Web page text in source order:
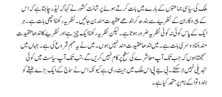
ملک کی سیاسی جماعتوں کے بارے میں بات کرتے ہوئے پرشانت کشور نے کہا کہ لیڈر چاہتا ہے کہ اس
کے پیروکار ان کے نظریے سے بندھ کر اندھے عقیدت مند بن جائیں۔ نظریہ رکھنا اچھی بات ہے۔ ہر
ایک کے پاس کوئی نہ کوئی نظریہ ضرور ہوتا ہے۔ لیکن نظریہ رکھنا ایک چیز ہے اور نظریے کا اندھا عقیدت
مند بننا دوسری بات ہے۔ میں اندھا عقیدت مند نہیں ہوں۔ میں نے یہ مہم شروع کی ہے۔ جہاں میں
سمجھتا ہوں کہ جب تک آپ معاشرے کی سطح پر کام نہیں کریں گے، تب تک آپ سیاست میں کوئی
تبدیلی نہیں لا سکتے۔ بی جے پی اس ملک میں جیت رہی ہے کیونکہ اس نے سماج کے ایک بڑے طبقے کو
ہندوتوا کے نام پر متحد کیا ہے۔